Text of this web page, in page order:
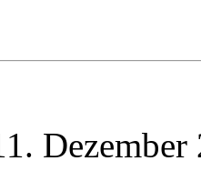
Dezember